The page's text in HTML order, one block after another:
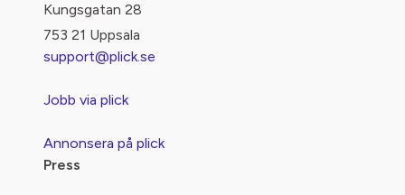
Kungsgatan 28
753 21 Uppsala
support@plick.se
Jobb via plick
Annonsera på plick
Press